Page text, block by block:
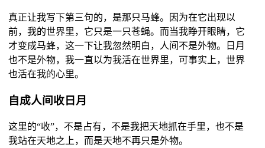
真正让我写下第三句的，是那只马蜂。因为在它出现以
前，我的世界里，它只是一只苍蝇。而当我睁开眼睛，它
才变成马蜂，这一下让我忽然明白，人间不是外物。日月
也不是外物，我一直以为我活在世界里，可事实上，世界
也活在我的心里。
自成人间收日月
这里的“收”，不是占有，不是我把天地抓在手里，也不是
我站在天地之上，而是天地不再只是外物。